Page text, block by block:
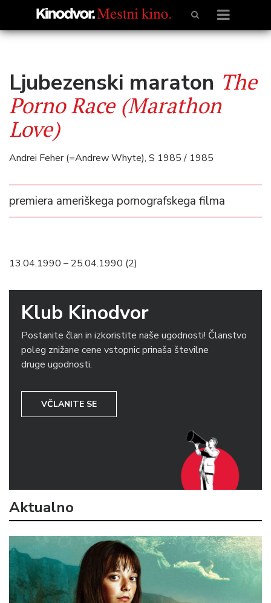
Ljubezenski maraton The
Porno Race (Marathon
Love)
Andrei Feher (=Andrew Whyte), S 1985 / 1985
premiera ameriškega pornografskega filma
13.04.1990 – 25.04.1990 (2)
Klub Kinodvor
Postanite član in izkoristite naše ugodnosti! Članstvo
poleg znižane cene vstopnic prinaša številne
druge ugodnosti.
VČLANITE SE
Aktualno